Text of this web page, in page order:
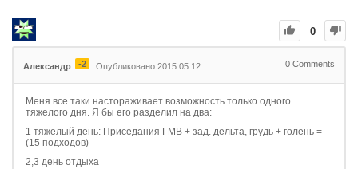
0
Александр -2 Опубликовано 2015.05.12 0 Comments
Меня все таки настораживает возможность только одного
тяжелого дня. Я бы его разделил на два:
1 тяжелый день: Приседания ГМВ + зад. дельта, грудь + голень =
(15 подходов)
2,3 день отдыха